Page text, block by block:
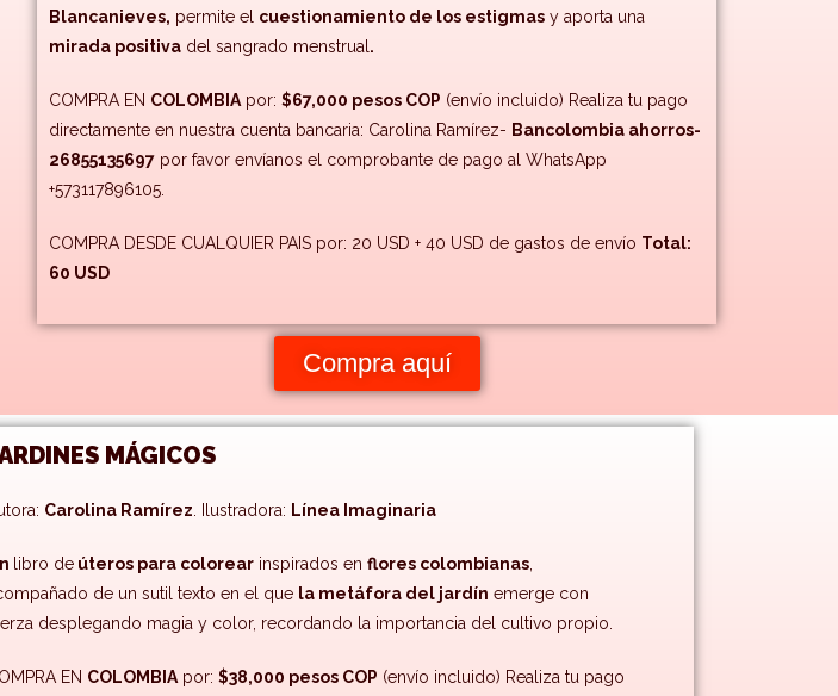
Blancanieves, permite el cuestionamiento de los estigmas y aporta una
mirada positiva del sangrado menstrual .
COMPRA EN COLOMBIA por: $67,000 pesos COP (envío incluido) Realiza tu pago
directamente en nuestra cuenta bancaria: Carolina Ramírez- Bancolombia ahorros-
26855135697 por favor envíanos el comprobante de pago al WhatsApp
+573117896105.
COMPRA DESDE CUALQUIER PAIS por: 20 USD + 40 USD de gastos de envío Total:
60 USD
Compra aquí
MÁGICOS
Carolina Ramírez . Ilustradora: Línea Imaginaria
libro deúteros para colorearinspirados en flores colombianas,
de un sutil texto en el que la metáfora del jardín emerge con
desplegando magia y color, recordando la importancia del cultivo propio.
EN COLOMBIApor: $38,000 pesos COP (envío incluido) Realiza tu pago